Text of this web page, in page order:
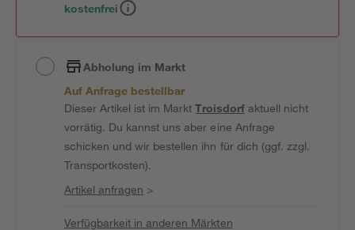
kostenfrei
Abholung im Markt
Auf Anfrage bestellbar
Dieser Artikel ist im MarktTroisdorfaktuell nicht
vorrätig. Du kannst uns aber eine Anfrage
schicken und wir bestellen ihn für dich (ggf. zzgl.
Transportkosten).
Artikel anfragen >
Verfügbarkeit in anderen Märkten